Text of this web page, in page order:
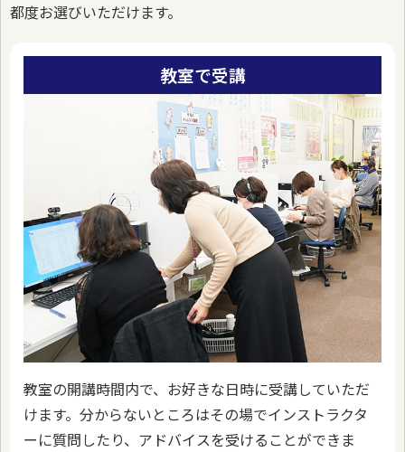
都度お選びいただけます。
教室で受講
教室の開講時間内で、お好きな日時に受講していただ
けます。分からないところはその場でインストラクタ
ーに質問したり、アドバイスを受けることができま